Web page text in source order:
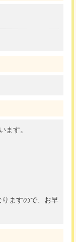
す。
りますので、お早